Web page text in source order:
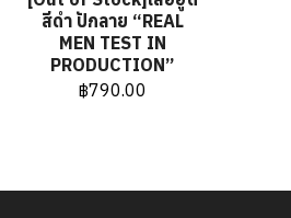
สีดำ ปักลาย “REAL
MEN TEST IN
PRODUCTION”
฿790.00